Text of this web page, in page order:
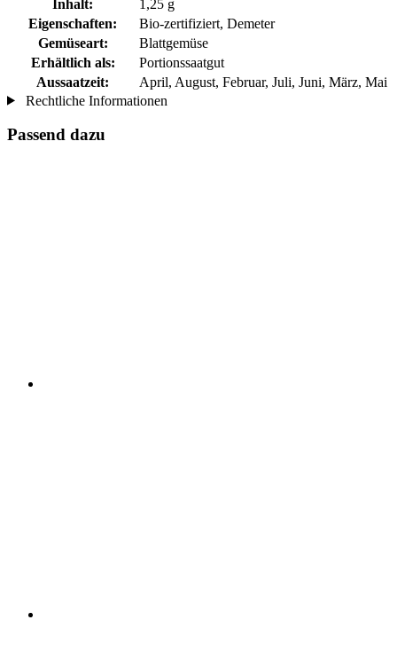
Inhalt:
1,25 g
Eigenschaften:
Bio-zertifiziert, Demeter
Gemüseart:
Blattgemüse
Erhältlich als:
Portionssaatgut
Aussaatzeit:
April, August, Februar, Juli, Juni, März, Mai
Rechtliche Informationen
Passend dazu